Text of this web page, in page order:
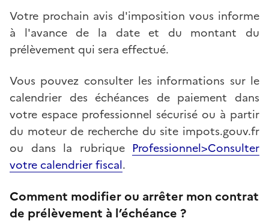
Votre prochain avis d'imposition vous informe
à l'avance de la date et du montant du
prélèvement qui sera effectué.
Vous pouvez consulter les informations sur le
calendrier des échéances de paiement dans
votre espace professionnel sécurisé ou à partir
du moteur de recherche du site impots.gouv.fr
ou dans la rubrique Professionnel>Consulter
votre calendrier fiscal.
Comment modifier ou arrêter mon contrat
de prélèvement à l’échéance ?